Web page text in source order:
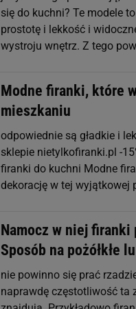
się do kuchni? Te modele
prostotę i lekkość i
wystroju wnętrz. Z tego
Modne firanki, które
mieszkaniu
odpowiednie są gładkie i
sklepie nietylkofiranki.pl -
firanki do kuchni Modne
dekorację w tej wyjątkowej
Namocz w niej firanki
Sposób na pożółkłe
nie powinno się prać
naprawdę częstotliwość ta